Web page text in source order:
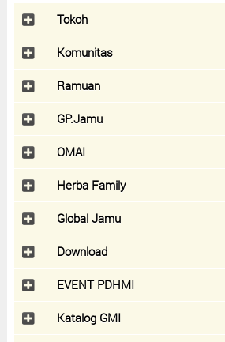
Tokoh
Komunitas
Ramuan
GP.Jamu
OMAI
Herba Family
Global Jamu
Download
EVENT PDHMI
Katalog GMI